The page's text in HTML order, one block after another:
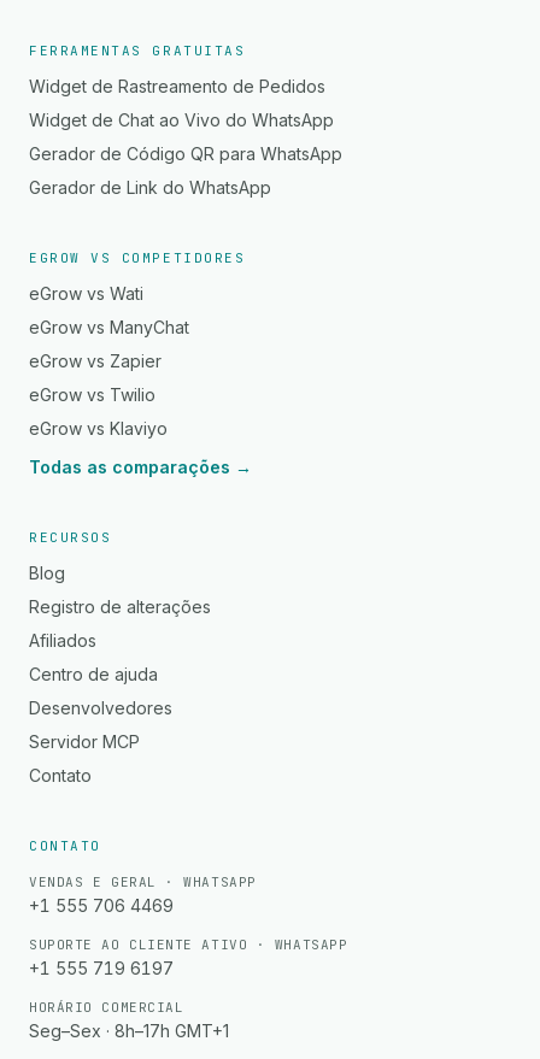
FERRAMENTAS GRATUITAS
Widget de Rastreamento de Pedidos
Widget de Chat ao Vivo do WhatsApp
Gerador de Código QR para WhatsApp
Gerador de Link do WhatsApp
EGROW VS COMPETIDORES
eGrow vs Wati
eGrow vs ManyChat
eGrow vs Zapier
eGrow vs Twilio
eGrow vs Klaviyo
Todas as comparações →
RECURSOS
Blog
Registro de alterações
Afiliados
Centro de ajuda
Desenvolvedores
Servidor MCP
Contato
CONTATO
VENDAS E GERAL · WHATSAPP
+1 555 706 4469
SUPORTE AO CLIENTE ATIVO · WHATSAPP
+1 555 719 6197
HORÁRIO COMERCIAL
Seg–Sex · 8h–17h GMT+1